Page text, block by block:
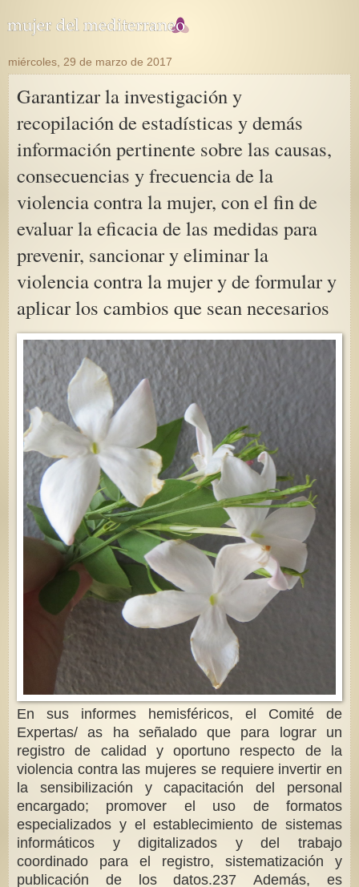
miércoles, 29 de marzo de 2017
Garantizar la investigación y
recopilación de estadísticas y demás
información pertinente sobre las causas,
consecuencias y frecuencia de la
violencia contra la mujer, con el fin de
evaluar la eficacia de las medidas para
prevenir, sancionar y eliminar la
violencia contra la mujer y de formular y
aplicar los cambios que sean necesarios
En sus informes hemisféricos, el Comité de
Expertas/ as ha señalado que para lograr un
registro de calidad y oportuno respecto de la
violencia contra las mujeres se requiere invertir en
la sensibilización y capacitación del personal
encargado; promover el uso de formatos
especializados y el establecimiento de sistemas
informáticos y digitalizados y del trabajo
coordinado para el registro, sistematización y
publicación de los datos.237 Además, es